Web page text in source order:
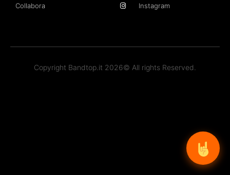
Collabora
Instagram
Copyright Bandtop.it 2026© All rights Reserved.